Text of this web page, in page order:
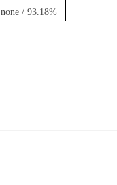
none / 93.18%